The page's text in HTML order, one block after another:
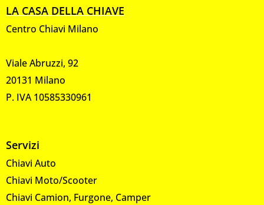
LA CASA DELLA CHIAVE
Centro Chiavi Milano
Viale Abruzzi, 92
20131 Milano
P. IVA 10585330961
Servizi
Chiavi Auto
Chiavi Moto/Scooter
Chiavi Camion, Furgone, Camper